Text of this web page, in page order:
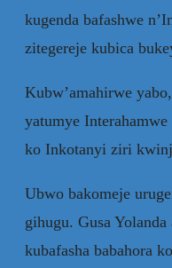
kugenda bafashwe
zitegereje kubica
Kubw’amahirwe
yatumye
ko Inkotanyi ziri
Ubwo bakomeje
gihugu. Gusa
kubafasha babahora